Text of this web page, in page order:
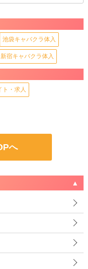
池袋キャバクラ体入
新宿キャバクラ体入
ト・求人
へ